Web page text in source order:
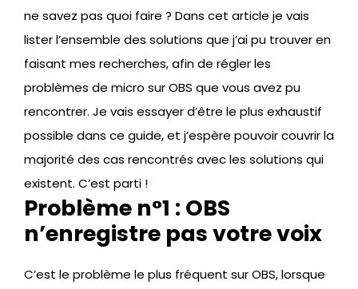
ne savez pas quoi faire ? Dans cet article je vais
lister l’ensemble des solutions que j’ai pu trouver en
faisant mes recherches, afin de régler les
problèmes de micro sur OBS que vous avez pu
rencontrer. Je vais essayer d’être le plus exhaustif
possible dans ce guide, et j’espère pouvoir couvrir la
majorité des cas rencontrés avec les solutions qui
existent. C’est parti !
Problème n°1 : OBS
n’enregistre pas votre voix
C’est le problème le plus fréquent sur OBS, lorsque